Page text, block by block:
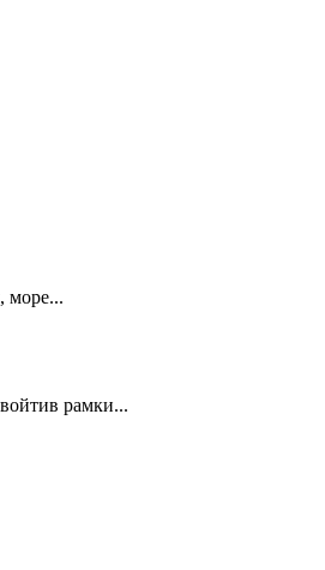
море...
рамки...